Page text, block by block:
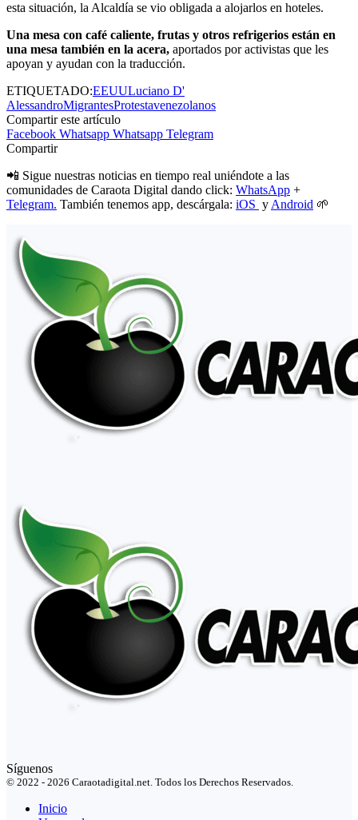
esta situación, la Alcaldía se vio obligada a alojarlos en hoteles.
Una mesa con café caliente, frutas y otros refrigerios están en
una mesa también en la acera, aportados por activistas que les
apoyan y ayudan con la traducción.
ETIQUETADO:EEUULuciano D'
AlessandroMigrantesProtestavenezolanos
Compartir este artículo
Facebook Whatsapp Whatsapp Telegram
Compartir
📲 Sigue nuestras noticias en tiempo real uniéndote a las
comunidades de Caraota Digital dando click: WhatsApp +
Telegram. También tenemos app, descárgala: iOS y Android 🌱
Síguenos
© 2022 - 2026 Caraotadigital.net. Todos los Derechos Reservados.
Inicio